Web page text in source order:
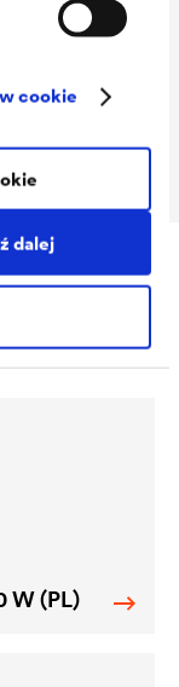
cookie
dalej
W (PL)